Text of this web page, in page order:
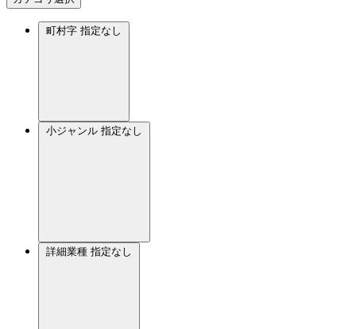
町村字 指定なし
小ジャンル 指定なし
詳細業種 指定なし